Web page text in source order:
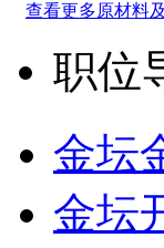
查看更多原材料
职位
金坛
金坛